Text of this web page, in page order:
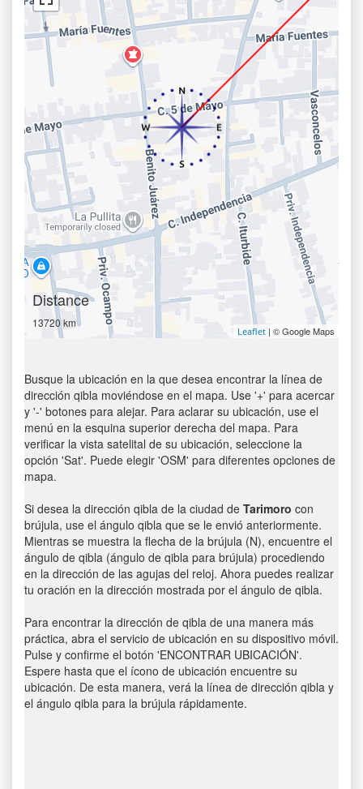
Distance
13720 km
Leaflet | © Google Maps
Busque la ubicación en la que desea encontrar la línea de
dirección qibla moviéndose en el mapa. Use '+' para acercar
y '-' botones para alejar. Para aclarar su ubicación, use el
menú en la esquina superior derecha del mapa. Para
verificar la vista satelital de su ubicación, seleccione la
opción 'Sat'. Puede elegir 'OSM' para diferentes opciones de
mapa.
Si desea la dirección qibla de la ciudad de Tarimoro con
brújula, use el ángulo qibla que se le envió anteriormente.
Mientras se muestra la flecha de la brújula (N), encuentre el
ángulo de qibla (ángulo de qibla para brújula) procediendo
en la dirección de las agujas del reloj. Ahora puedes realizar
tu oración en la dirección mostrada por el ángulo de qibla.
Para encontrar la dirección de qibla de una manera más
práctica, abra el servicio de ubicación en su dispositivo móvil.
Pulse y confirme el botón 'ENCONTRAR UBICACIÓN'.
Espere hasta que el ícono de ubicación encuentre su
ubicación. De esta manera, verá la línea de dirección qibla y
el ángulo qibla para la brújula rápidamente.